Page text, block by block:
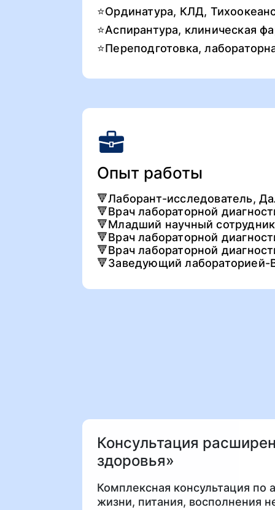
⭐️Ординатура, КЛД,
⭐️Аспирантура, клиническая
⭐️Переподготовка,
Опыт работы
🔻Лаборант-исследователь,
🔻Врач лабораторной
🔻Младший научный
🔻Врач лабораторной
🔻Врач лабораторной
🔻Заведующий
Консультация
здоровья»
Комплексная консультация по
жизни, питания, восполнения